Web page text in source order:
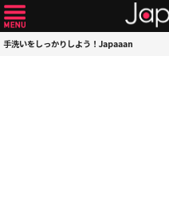
手洗いをしっかりしよう！Japaaan